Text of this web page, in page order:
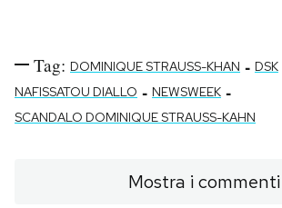
Tag: DOMINIQUE STRAUSS-KHAN - DSK
NAFISSATOU DIALLO - NEWSWEEK -
SCANDALO DOMINIQUE STRAUSS-KAHN
Mostra i commenti